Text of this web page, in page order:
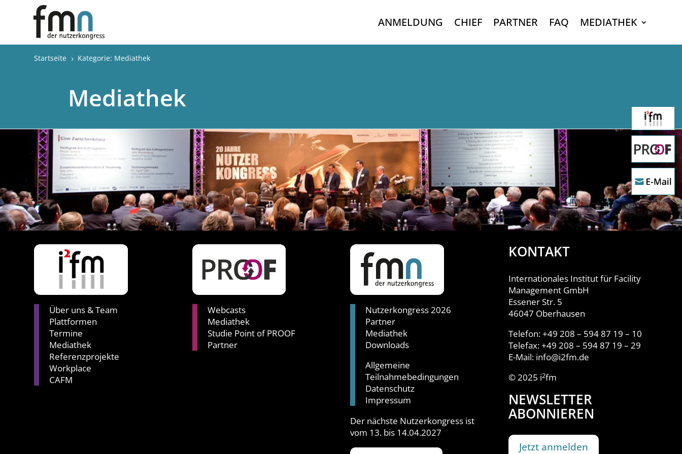
ANMELDUNG CHIEF PARTNER FAQ MEDIATHEK
Startseite 5 Kategorie: Mediathek
Mediathek
Über uns & Team
Plattformen
Termine
Mediathek
Referenzprojekte
Workplace
CAFM
Webcasts
Mediathek
Studie Point of PROOF
Partner
Nutzerkongress 2026
Partner
Mediathek
Downloads
Allgemeine
Teilnahmebedingungen
Datenschutz
Impressum
Der nächste Nutzerkongress ist
vom 13. bis 14.04.2027
KONTAKT
Internationales Institut für Facility
Management GmbH
Essener Str. 5
46047 Oberhausen
Telefon: +49 208 – 594 87 19 – 10
Telefax: +49 208 – 594 87 19 – 29
E-Mail: info@i2fm.de
© 2025 i2fm
NEWSLETTER
ABONNIEREN
Jetzt anmelden